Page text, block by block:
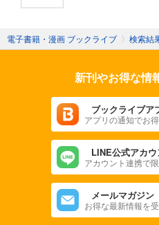
電子書籍・漫画 ブックライブ 〉 検索結
新刊やお得な情
ブックライブア
アプリの通知でお
LINE公式アカウ
アカウント連携で
メールマガジン
お得な最新情報を